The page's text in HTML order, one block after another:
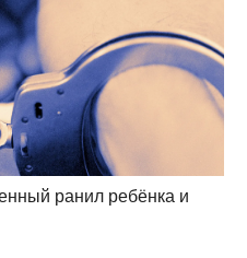
ранил ребёнка и